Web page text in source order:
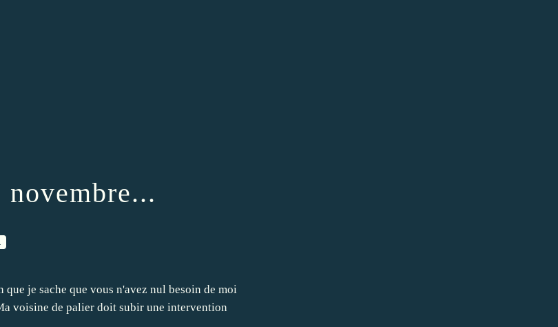
je sache que vous n'avez nul besoin de moi
voisine de palier doit subir une intervention